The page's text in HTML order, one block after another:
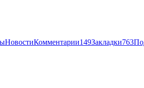
НовостиКомментарии149Закладки763